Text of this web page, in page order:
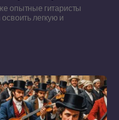
опытные гитаристы
легкую и